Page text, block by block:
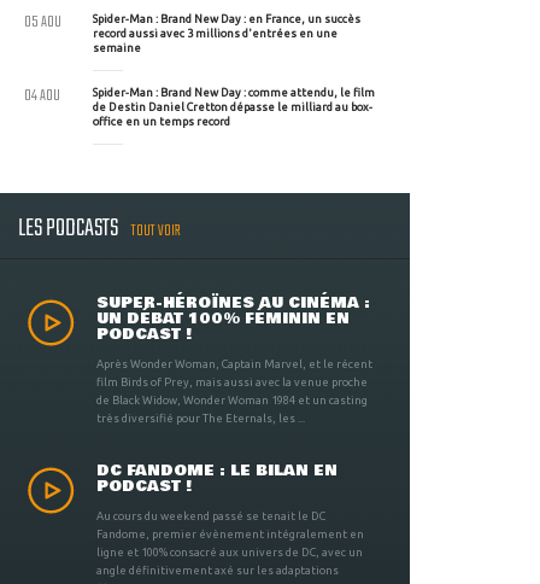
Spider-Man : Brand New Day : en France, un succès
record aussi avec 3 millions d'entrées en une
semaine
05 AOU
Spider-Man : Brand New Day : comme attendu, le film
de Destin Daniel Cretton dépasse le milliard au box-
office en un temps record
04 AOU
LES PODCASTS TOUT VOIR
SUPER-HÉROÏNES AU CINÉMA :
UN DÉBAT 100% FÉMININ EN
PODCAST !
Après Wonder Woman, Captain Marvel, et le récent
film Birds of Prey, mais aussi avec la venue proche
de Black Widow, Wonder Woman 1984 et un casting
très diversifié pour The Eternals, les ...
DC FANDOME : LE BILAN EN
PODCAST !
Au cours du weekend passé se tenait le DC
Fandome, premier évènement intégralement en
ligne et 100% consacré aux univers de DC, avec un
angle définitivement axé sur les adaptations